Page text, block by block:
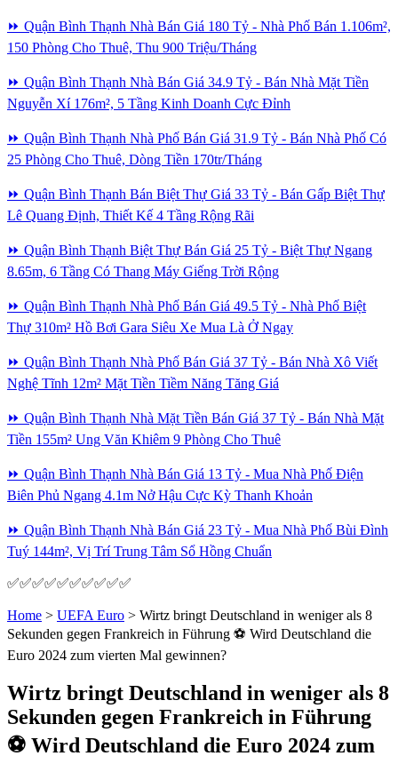
⏩ Quận Bình Thạnh Nhà Bán Giá 180 Tỷ - Nhà Phố Bán 1.106m²,
150 Phòng Cho Thuê, Thu 900 Triệu/Tháng
⏩ Quận Bình Thạnh Nhà Bán Giá 34.9 Tỷ - Bán Nhà Mặt Tiền
Nguyễn Xí 176m², 5 Tầng Kinh Doanh Cực Đỉnh
⏩ Quận Bình Thạnh Nhà Phố Bán Giá 31.9 Tỷ - Bán Nhà Phố Có
25 Phòng Cho Thuê, Dòng Tiền 170tr/Tháng
⏩ Quận Bình Thạnh Bán Biệt Thự Giá 33 Tỷ - Bán Gấp Biệt Thự
Lê Quang Định, Thiết Kế 4 Tầng Rộng Rãi
⏩ Quận Bình Thạnh Biệt Thự Bán Giá 25 Tỷ - Biệt Thự Ngang
8.65m, 6 Tầng Có Thang Máy Giếng Trời Rộng
⏩ Quận Bình Thạnh Nhà Phố Bán Giá 49.5 Tỷ - Nhà Phố Biệt
Thự 310m² Hồ Bơi Gara Siêu Xe Mua Là Ở Ngay
⏩ Quận Bình Thạnh Nhà Phố Bán Giá 37 Tỷ - Bán Nhà Xô Viết
Nghệ Tĩnh 12m² Mặt Tiền Tiềm Năng Tăng Giá
⏩ Quận Bình Thạnh Nhà Mặt Tiền Bán Giá 37 Tỷ - Bán Nhà Mặt
Tiền 155m² Ung Văn Khiêm 9 Phòng Cho Thuê
⏩ Quận Bình Thạnh Nhà Bán Giá 13 Tỷ - Mua Nhà Phố Điện
Biên Phủ Ngang 4.1m Nở Hậu Cực Kỳ Thanh Khoản
⏩ Quận Bình Thạnh Nhà Bán Giá 23 Tỷ - Mua Nhà Phố Bùi Đình
Tuý 144m², Vị Trí Trung Tâm Sổ Hồng Chuẩn
✅✅✅✅✅✅✅✅✅✅
Home > UEFA Euro > Wirtz bringt Deutschland in weniger als 8
Sekunden gegen Frankreich in Führung ⚽️ Wird Deutschland die
Euro 2024 zum vierten Mal gewinnen?
Wirtz bringt Deutschland in weniger als 8
Sekunden gegen Frankreich in Führung
⚽️ Wird Deutschland die Euro 2024 zum